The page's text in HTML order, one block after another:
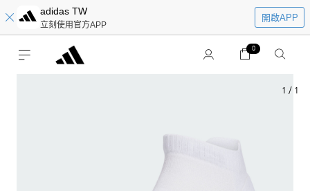
adidas TW
立刻使用官方APP
開啟APP
0
1 / 1